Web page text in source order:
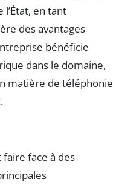
en tant
des avantages
bénéficie
dans le domaine,
matière de téléphonie
faire face à des